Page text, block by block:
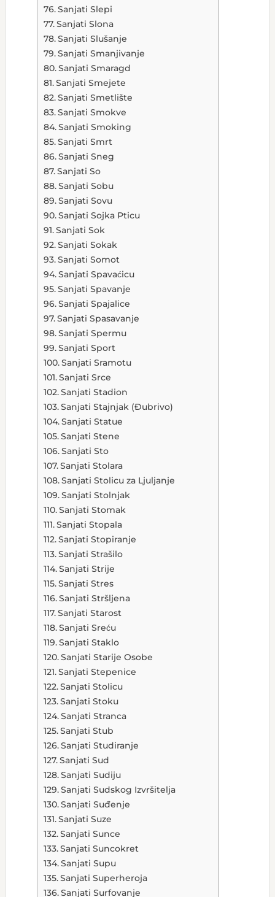
Sanjati Slepi
Sanjati Slona
Sanjati Slušanje
Sanjati Smanjivanje
Sanjati Smaragd
Sanjati Smejete
Sanjati Smetlište
Sanjati Smokve
Sanjati Smoking
Sanjati Smrt
Sanjati Sneg
Sanjati So
Sanjati Sobu
Sanjati Sovu
Sanjati Sojka Pticu
Sanjati Sok
Sanjati Sokak
Sanjati Somot
Sanjati Spavaćicu
Sanjati Spavanje
Sanjati Spajalice
Sanjati Spasavanje
Sanjati Spermu
Sanjati Sport
Sanjati Sramotu
Sanjati Srce
Sanjati Stadion
Sanjati Stajnjak (Đubrivo)
Sanjati Statue
Sanjati Stene
Sanjati Sto
Sanjati Stolara
Sanjati Stolicu za Ljuljanje
Sanjati Stolnjak
Sanjati Stomak
Sanjati Stopala
Sanjati Stopiranje
Sanjati Strašilo
Sanjati Strije
Sanjati Stres
Sanjati Stršljena
Sanjati Starost
Sanjati Sreću
Sanjati Staklo
Sanjati Starije Osobe
Sanjati Stepenice
Sanjati Stolicu
Sanjati Stoku
Sanjati Stranca
Sanjati Stub
Sanjati Studiranje
Sanjati Sud
Sanjati Sudiju
Sanjati Sudskog Izvršitelja
Sanjati Suđenje
Sanjati Suze
Sanjati Sunce
Sanjati Suncokret
Sanjati Supu
Sanjati Superheroja
Sanjati Surfovanje